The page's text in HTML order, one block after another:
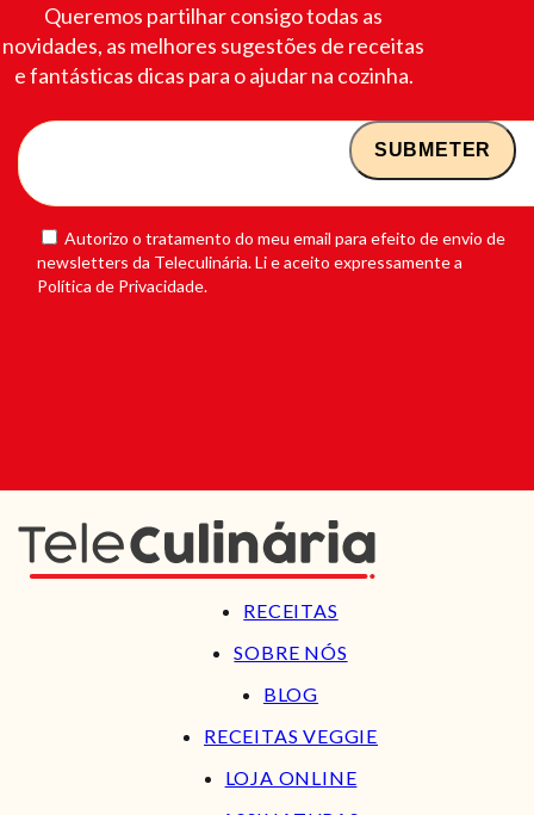
Queremos partilhar consigo todas as
novidades, as melhores sugestões de receitas
e fantásticas dicas para o ajudar na cozinha.
Autorizo o tratamento do meu email para efeito de envio de
newsletters da Teleculinária. Li e aceito expressamente a
Política de Privacidade.
RECEITAS
SOBRE NÓS
BLOG
RECEITAS VEGGIE
LOJA ONLINE